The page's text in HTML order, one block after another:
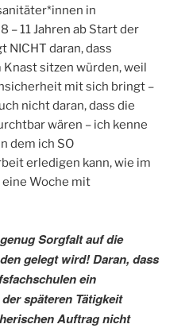
in
– 11 Jahren ab Start der
NICHT daran, dass
sitzen würden, weil
mit sich bringt –
nicht daran, dass die
wären – ich kenne
dem ich SO
erledigen kann, wie im
Woche mit
Sorgfalt auf die
gelegt wird! Daran, dass
ein
späteren Tätigkeit
Auftrag nicht